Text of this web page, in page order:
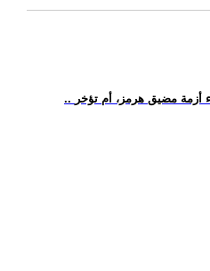
أزمة مضيق هرمز، أم تؤخر